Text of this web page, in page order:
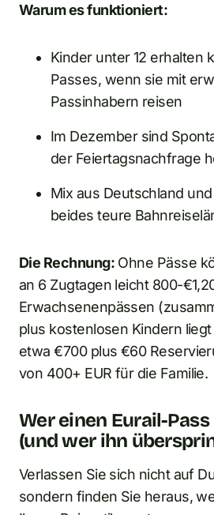
Warum es funktioniert:
Kinder unter 12 erhalten
Passes, wenn sie mit
Passinhabern reisen
Im Dezember sind
der Feiertagsnachfrage
Mix aus Deutschland
beides teure
Die Rechnung:Ohne Pässe
an 6 Zugtagen leicht 800-
Erwachsenenpässen
plus kostenlosen Kindern
etwa €700 plus €60
von 400+ EUR für die Familie.
Wer einen Eurail-
(und wer ihn
Verlassen Sie sich nicht auf
sondern finden Sie heraus,